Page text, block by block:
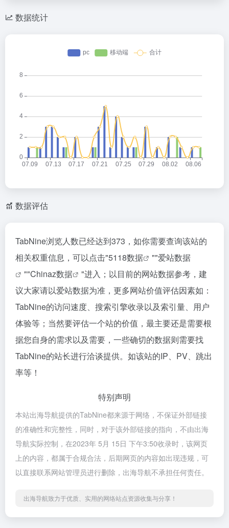
数据统计
数据评估
TabNine浏览人数已经达到373，如你需要查询该站的
相关权重信息，可以点击"5118数据 ""爱站数据
""Chinaz数据
"进入；以目前的网站数据参考，建
议大家请以爱站数据为准，更多网站价值评估因素如：
TabNine的访问速度、搜索引擎收录以及索引量、用户
体验等；当然要评估一个站的价值，最主要还是需要根
据您自身的需求以及需要，一些确切的数据则需要找
TabNine的站长进行洽谈提供。如该站的IP、PV、跳出
率等！
特别声明
本站出海导航提供的TabNine都来源于网络，不保证外部链接
的准确性和完整性，同时，对于该外部链接的指向，不由出海
导航实际控制，在2023年 5月 15日 下午3:50收录时，该网页
上的内容，都属于合规合法，后期网页的内容如出现违规，可
以直接联系网站管理员进行删除，出海导航不承担任何责任。
出海导航致力于优质、实用的网络站点资源收集与分享！